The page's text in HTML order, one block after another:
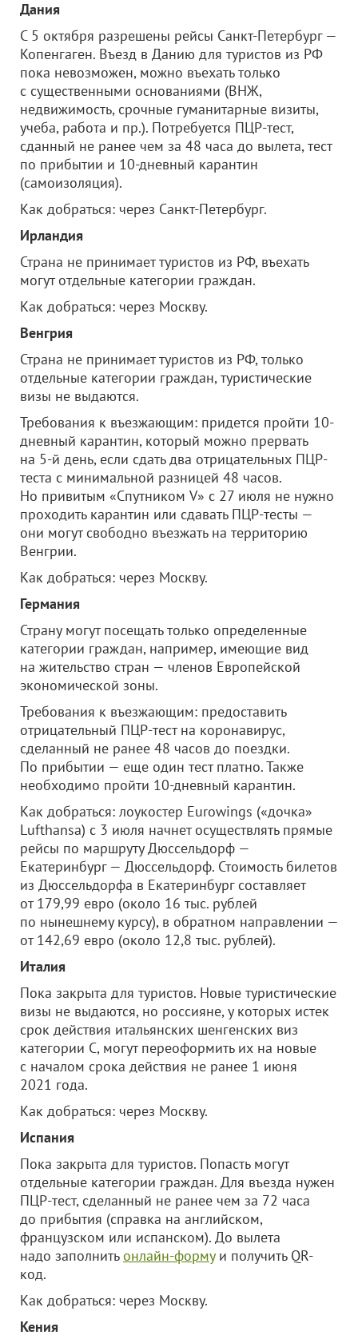
Дания
С 5 октября разрешены рейсы Санкт-Петербург —
Копенгаген. Въезд в Данию для туристов из РФ
пока невозможен, можно въехать только
с существенными основаниями (ВНЖ,
недвижимость, срочные гуманитарные визиты,
учеба, работа и пр.). Потребуется ПЦР-тест,
сданный не ранее чем за 48 часа до вылета, тест
по прибытии и 10-дневный карантин
(самоизоляция).
Как добраться: через Санкт-Петербург.
Ирландия
Страна не принимает туристов из РФ, въехать
могут отдельные категории граждан.
Как добраться: через Москву.
Венгрия
Страна не принимает туристов из РФ, только
отдельные категории граждан, туристические
визы не выдаются.
Требования к въезжающим: придется пройти 10-
дневный карантин, который можно прервать
на 5-й день, если сдать два отрицательных ПЦР-
теста с минимальной разницей 48 часов.
Но привитым «Спутником V» с 27 июля не нужно
проходить карантин или сдавать ПЦР-тесты —
они могут свободно въезжать на территорию
Венгрии.
Как добраться: через Москву.
Германия
Страну могут посещать только определенные
категории граждан, например, имеющие вид
на жительство стран — членов Европейской
экономической зоны.
Требования к въезжающим: предоставить
отрицательный ПЦР-тест на коронавирус,
сделанный не ранее 48 часов до поездки.
По прибытии — еще один тест платно. Также
необходимо пройти 10-дневный карантин.
Как добраться: лоукостер Eurowings («дочка»
Lufthansa) с 3 июля начнет осуществлять прямые
рейсы по маршруту Дюссельдорф —
Екатеринбург — Дюссельдорф. Стоимость билетов
из Дюссельдорфа в Екатеринбург составляет
от 179,99 евро (около 16 тыс. рублей
по нынешнему курсу), в обратном направлении —
от 142,69 евро (около 12,8 тыс. рублей).
Италия
Пока закрыта для туристов. Новые туристические
визы не выдаются, но россияне, у которых истек
срок действия итальянских шенгенских виз
категории С, могут переоформить их на новые
с началом срока действия не ранее 1 июня
2021 года.
Как добраться: через Москву.
Испания
Пока закрыта для туристов. Попасть могут
отдельные категории граждан. Для въезда нужен
ПЦР-тест, сделанный не ранее чем за 72 часа
до прибытия (справка на английском,
французском или испанском). До вылета
надо заполнитьонлайн-формуи получить QR-
код.
Как добраться: через Москву.
Кения